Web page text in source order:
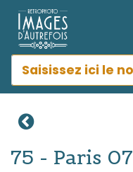
75 - Paris 07